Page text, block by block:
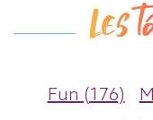
Les
Fun (176)